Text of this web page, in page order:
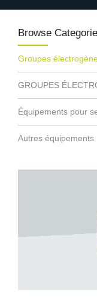
Browse
Groupes
GROUPES
Équipements pour
Autres équipements